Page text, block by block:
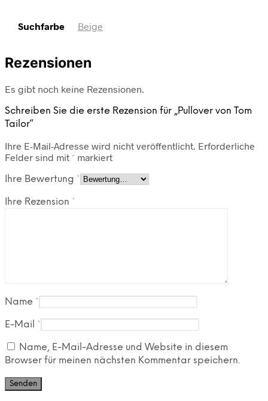
Suchfarbe Beige
Rezensionen
Es gibt noch keine Rezensionen.
Schreiben Sie die erste Rezension für „Pullover von Tom
Tailor“
Ihre E-Mail-Adresse wird nicht veröffentlicht. Erforderliche
Felder sind mit * markiert
Ihre Bewertung *
Ihre Rezension *
Name *
E-Mail *
Name, E-Mail-Adresse und Website in diesem
Browser für meinen nächsten Kommentar speichern.